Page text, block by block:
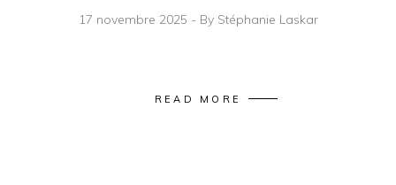
17 novembre 2025 By Stéphanie Laskar
READ MORE